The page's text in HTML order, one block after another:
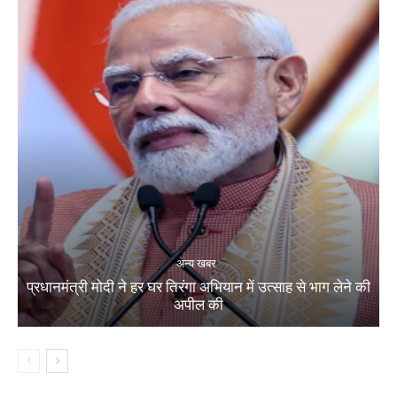
अन्य खबर
प्रधानमंत्री मोदी ने हर घर तिरंगा अभियान में उत्साह से भाग लेने की
अपील की